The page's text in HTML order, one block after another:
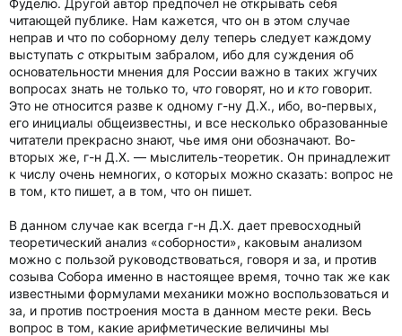
Фуделю. Другой автор предпочел не открывать себя
читающей публике. Нам кажется, что он в этом случае
неправ и что по соборному делу теперь следует каждому
выступать с открытым забралом, ибо для суждения об
основательности мнения для России важно в таких жгучих
вопросах знать не только то, что говорят, но и кто говорит.
Это не относится разве к одному г-ну Д.Х., ибо, во-первых,
его инициалы общеизвестны, и все несколько образованные
читатели прекрасно знают, чье имя они обозначают. Во-
вторых же, г-н Д.Х. — мыслитель-теоретик. Он принадлежит
к числу очень немногих, о которых можно сказать: вопрос не
в том, кто пишет, а в том, что он пишет.
В данном случае как всегда г-н Д.Х. дает превосходный
теоретический анализ «соборности», каковым анализом
можно с пользой руководствоваться, говоря и за, и против
созыва Собора именно в настоящее время, точно так же как
известными формулами механики можно воспользоваться и
за, и против построения моста в данном месте реки. Весь
вопрос в том, какие арифметические величины мы